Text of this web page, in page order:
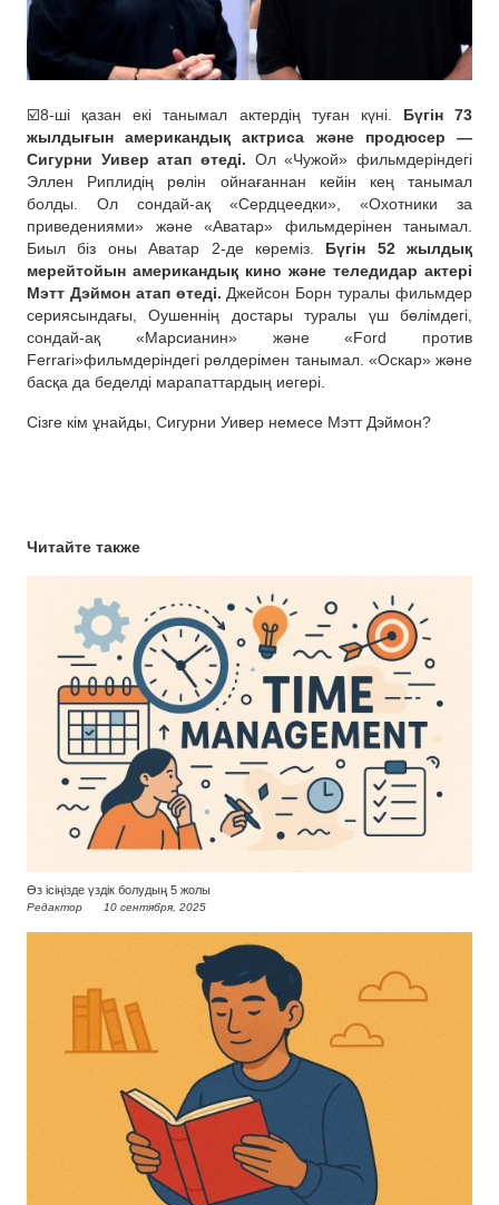
☑️8-ші қазан екі танымал актердің туған күні. Бүгін 73
жылдығын американдық актриса және продюсер —
Сигурни Уивер атап өтеді. Ол «Чужой» фильмдеріндегі
Эллен Риплидің рөлін ойнағаннан кейін кең танымал
болды. Ол сондай-ақ «Сердцеедки», «Охотники за
приведениями» және «Аватар» фильмдерінен танымал.
Биыл біз оны Аватар 2-де көреміз. Бүгін 52 жылдық
мерейтойын американдық кино және теледидар актері
Мэтт Дэймон атап өтеді. Джейсон Борн туралы фильмдер
сериясындағы, Оушеннің достары туралы үш бөлімдегі,
сондай-ақ «Марсианин» және «Ford против
Ferrari»фильмдеріндегі рөлдерімен танымал. «Оскар» және
басқа да беделді марапаттардың иегері.
Сізге кім ұнайды, Сигурни Уивер немесе Мэтт Дэймон?
Читайте также
Өз ісіңізде үздік болудың 5 жолы
Редактор 10 сентября, 2025